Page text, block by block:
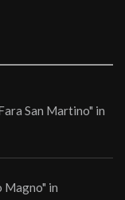
San Martino" in
in